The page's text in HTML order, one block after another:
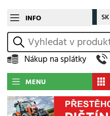
INFO CZ SK
vyhledat
Nákup na splátky
MENU